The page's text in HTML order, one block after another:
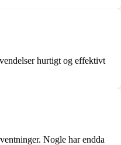
hurtigt og effektivt
Nogle har endda